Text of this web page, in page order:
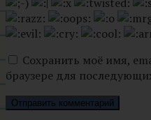
Сохранить моё имя,
браузере для